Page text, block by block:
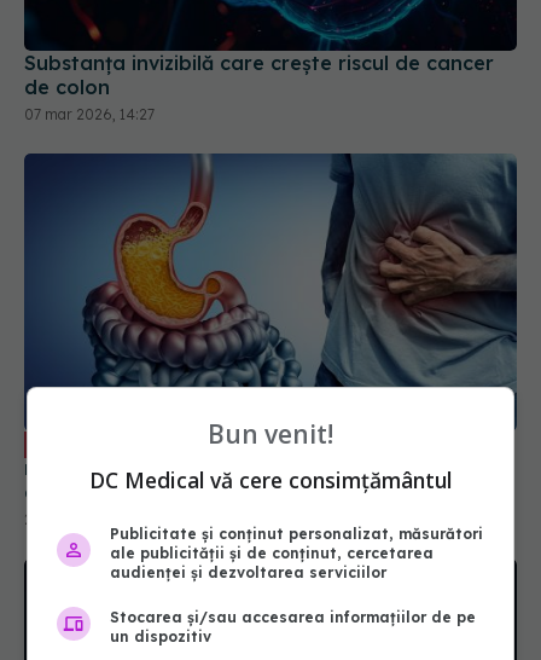
Substanța invizibilă care crește riscul de cancer
de colon
07 mar 2026, 14:27
mai frecventă. Dr. Vlad Simion (SANADOR): Stă în
acid gastric
26 ian 2026, 13:03
Bun venit!
DC Medical vă cere consimțământul
Publicitate și conținut personalizat, măsurători
ale publicității și de conținut, cercetarea
audienței și dezvoltarea serviciilor
Stocarea și/sau accesarea informațiilor de pe
un dispozitiv